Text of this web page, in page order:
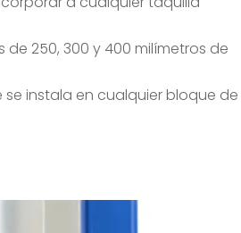
250, 300 y 400 milímetros de
instala en cualquier bloque de